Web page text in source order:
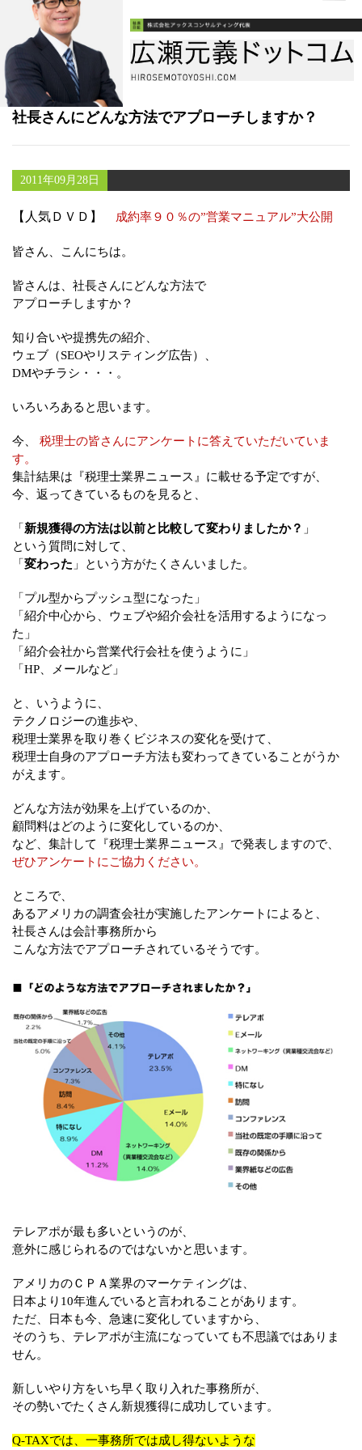
書籍
メールマガジン（無料）
講演・取材依頼
セミナー
社長さんにどんな方法でアプローチしますか？
2011年09月28日
【人気ＤＶＤ】 成約率９０％の”営業マニュアル”大公開
皆さん、こんにちは。
皆さんは、社長さんにどんな方法で
アプローチしますか？
知り合いや提携先の紹介、
ウェブ（SEOやリスティング広告）、
DMやチラシ・・・。
いろいろあると思います。
今、 税理士の皆さんにアンケートに答えていただいていま
す。
集計結果は『税理士業界ニュース』に載せる予定ですが、
今、返ってきているものを見ると、
「 新規獲得の方法は以前と比較して変わりましたか？ 」
という質問に対して、
「 変わった 」という方がたくさんいました。
「プル型からプッシュ型になった」
「紹介中心から、ウェブや紹介会社を活用するようになっ
た」
「紹介会社から営業代行会社を使うように」
「HP、メールなど」
と、いうように、
テクノロジーの進歩や、
税理士業界を取り巻くビジネスの変化を受けて、
税理士自身のアプローチ方法も変わってきていることがうか
がえます。
どんな方法が効果を上げているのか、
顧問料はどのように変化しているのか、
など、集計して『税理士業界ニュース』で発表しますので、
ぜひアンケートにご協力ください。
ところで、
あるアメリカの調査会社が実施したアンケートによると、
社長さんは会計事務所から
こんな方法でアプローチされているそうです。
テレアポが最も多いというのが、
意外に感じられるのではないかと思います。
アメリカのＣＰＡ業界のマーケティングは、
日本より10年進んでいると言われることがあります。
ただ、日本も今、急速に変化していますから、
そのうち、テレアポが主流になっていても不思議ではありま
せん。
新しいやり方をいち早く取り入れた事務所が、
その勢いでたくさん新規獲得に成功しています。
Q-TAXでは、一事務所では成し得ないような